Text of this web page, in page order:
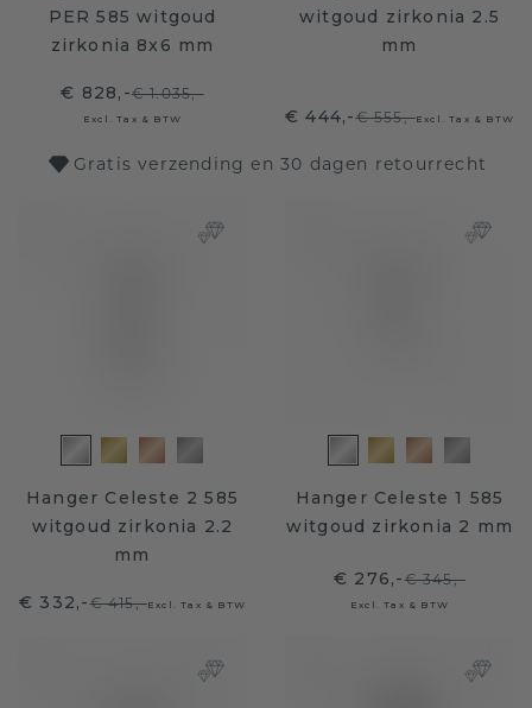
PER 585 witgoud
zirkonia 8x6 mm
€ 828,-€ 1.035,-
Excl. Tax & BTW
witgoud zirkonia 2.5
mm
€ 444,-€ 555,-Excl. Tax & BTW
Gratis verzending en 30 dagen retourrecht
Hanger Celeste 2 585
witgoud zirkonia 2.2
mm
€ 332,-€ 415,-Excl. Tax & BTW
Hanger Celeste 1 585
witgoud zirkonia 2 mm
€ 276,-€ 345,-
Excl. Tax & BTW